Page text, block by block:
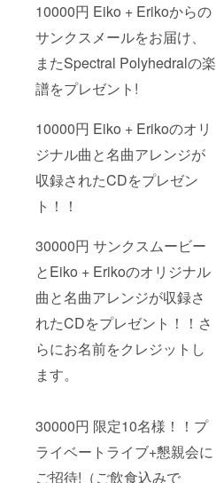
10000円 Eiko + Erikoからの
サンクスメールをお届け、
またSpectral Polyhedralの楽
譜をプレゼント!
10000円 Eiko + Erikoのオリ
ジナル曲と名曲アレンジが
収録されたCDをプレゼン
ト！！
30000円 サンクスムービー
とEiko + Erikoのオリジナル
曲と名曲アレンジが収録さ
れたCDをプレゼント！！さ
らにお名前をクレジットし
ます。
30000円 限定10名様！！プ
ライベートライブ+懇親会に
ご招待!（ご飲食込みで